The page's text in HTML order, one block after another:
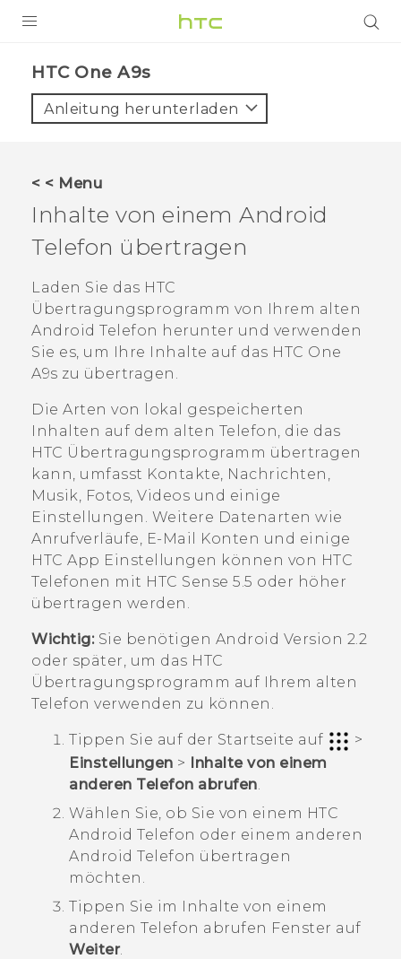
VIVE
VIVERSE
UNTERSTÜTZUNG
HTC-Geräte und Zubehör
Anmelden
HTC One A9s‎
Anleitung herunterladen
< < Menu
Inhalte von einem Android
Telefon übertragen
Laden Sie das HTC
Übertragungsprogramm von Ihrem alten
Android Telefon herunter und verwenden
Sie es, um Ihre Inhalte auf das HTC One
A9s zu übertragen.
Die Arten von lokal gespeicherten
Inhalten auf dem alten Telefon, die das
HTC Übertragungsprogramm übertragen
kann, umfasst Kontakte, Nachrichten,
Musik, Fotos, Videos und einige
Einstellungen. Weitere Datenarten wie
Anrufverläufe, E-Mail Konten und einige
HTC App Einstellungen können von HTC
Telefonen mit HTC Sense 5.5 oder höher
übertragen werden.
Wichtig:Sie benötigen Android Version 2.2
oder später, um das HTC
Übertragungsprogramm auf Ihrem alten
Telefon verwenden zu können.
Tippen Sie auf der Startseite auf
>
Einstellungen > Inhalte von einem
anderen Telefon abrufen
Wählen Sie, ob Sie von einem HTC
Android Telefon oder einem anderen
Android Telefon übertragen
möchten.
Tippen Sie im Inhalte von einem
anderen Telefon abrufen Fenster auf
Weiter.